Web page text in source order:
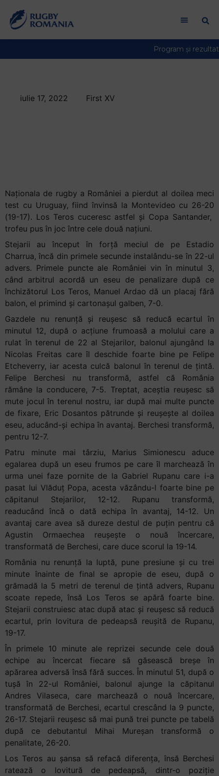
iulie 17, 2022 First XV
Naționala de rugby a României a pierdut al doilea meci
test cu Uruguay, fiind învinsă la Montevideo cu 26-20
(19-17). Los Teros cuceresc astfel și Copa Santander,
trofeu pus în joc între cele două națiuni.
Stejarii au început în forță meciul de pe Estadio
Charrua, încă din primele secunde instalându-se în 22-ul
advers. Primele puncte ale României vin în minutul 3,
când arbitrul acordă un eseu de penalizare după ce
închizătorul Los Teros, Manuel Ardao dă un placaj fără
balon, el primind și cartonașul galben, 7-0.
Gazdele nu renunță și reușesc să reducă ecartul în
minutul 12, după o acțiune frumoasă a molului care a
rulat în terenul de 22 al Stejarilor, balonul ajungând la
Nicolas Freitas care îl deschide foarte bine pe Felipe
Etcheverry, iar acesta culcă balonul în terenul de țintă.
Felipe Berchesi nu transformă, astfel că România
rămâne la conducere, 7-5. Treptat, aceștia reușesc să
mute jocul în terenul nostru, iar după mai multe puncte
de fixare, Eric Dosantos pătrunde și reușește al doilea
eseu, aducând-și echipa în avantaj. Berchesi transformă,
pentru 12-7.
Patru minute mai târziu, Marius Simionescu aduce
egalarea după un eseu frumos pe care îl marchează în
urma unei faze pornite de la Gabriel Rupanu care i-a
pasat lui Vlăduț Popa, acesta văzându-l foarte bine pe
căpitanul Stejarilor, 12-12. Rupanu transformă,
readucând încă o dată echipa în avantaj, 14-12. Un
avantaj care avea să dureze destul de puțin pentru că
Agustin Ormaechea reușește o nouă încercare,
transformată de Berchesi, care duce scorul la 19-14.
România nu renunță la luptă, pune presiune și cu trei
minute înainte de final se apropie de eseu, după o
grămadă la 5 metri de terenul de țintă advers, Rupanu
scoate repede, însă Los Teros se apără foarte bine.
Stejarii construiesc atac după atac și reușesc să reducă
ecartul, prin lovitura de pedeapsă reușită de Rupanu,
19-17.
În primele 10 minute ale reprizei secunde cele două
echipe au încercat fiecare să găsească breșe în
apărarea adversă însă fără succes. În minutul 51, după o
tușă în 22-ul României, balonul ajunge la căpitanul
Andres Vilaseca, care marchează o nouă încercare,
transformată de Berchesi, ecartul crescând la 9 puncte,
26-17. Stejarii reușesc să mai pună trei puncte pe tabelă
după ce debutantul Mihai Mureșan transformă o
penalitate, 26-20.
Los Teros au șansa să refacă diferența, însă Berchesi
ratează o lovitură de pedeapsă, dintr-o poziție